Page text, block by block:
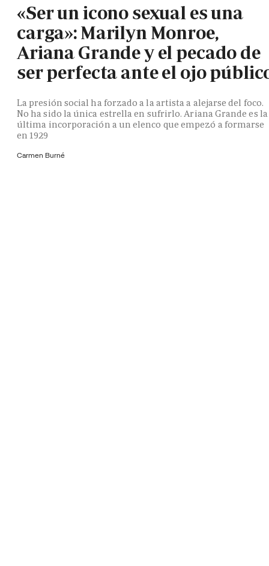
«Ser un icono sexual es una
carga»: Marilyn Monroe,
Ariana Grande y el pecado de
ser perfecta ante el ojo
La presión social ha forzado a la artista a alejarse del foco.
No ha sido la única estrella en sufrirlo. Ariana Grande es la
última incorporación a un elenco que empezó a formarse
en 1929
Carmen Burné